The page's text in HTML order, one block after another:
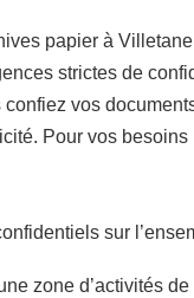
papier à
strictes de
vos
Pour vos
sur
zone d’activités